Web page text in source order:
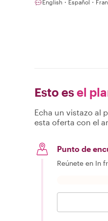
English・Español・
Esto esel
Echa un vistazo al
esta oferta con el
Punto de
Reúnete en In